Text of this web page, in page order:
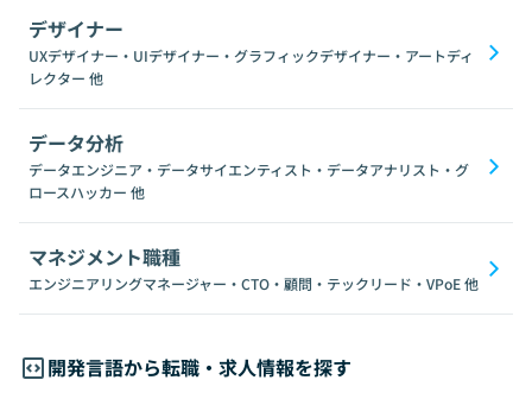
デザイナー
UXデザイナー・UIデザイナー・グラフィックデザイナー・アートディ
レクター 他
データ分析
データエンジニア・データサイエンティスト・データアナリスト・グ
ロースハッカー 他
マネジメント職種
エンジニアリングマネージャー・CTO・顧問・テックリード・VPoE他
開発言語から転職・求人情報を探す